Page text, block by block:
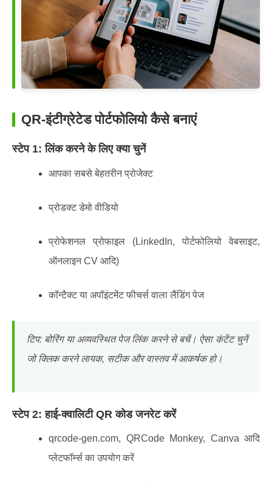
QR-इंटीग्रेटेड पोर्टफोलियो कैसे बनाएं
स्टेप 1: लिंक करने के लिए क्या चुनें
आपका सबसे बेहतरीन प्रोजेक्ट
प्रोडक्ट डेमो वीडियो
प्रोफेशनल प्रोफाइल (LinkedIn, पोर्टफोलियो वेबसाइट,
ऑनलाइन CV आदि)
कॉन्टैक्ट या अपॉइंटमेंट फीचर्स वाला लैंडिंग पेज
टिप: बोरिंग या अव्यवस्थित पेज लिंक करने से बचें। ऐसा कंटेंट चुनें
जोक्लिक करने लायक, सटीकऔरवास्तव में आकर्षकहो।
स्टेप 2: हाई-क्वालिटी QR कोड जनरेट करें
qrcode-gen.com, QRCode Monkey, Canva आदि
प्लेटफॉर्म्स का उपयोग करें